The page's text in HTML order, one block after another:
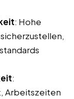
: Hohe
:
Arbeitszeiten